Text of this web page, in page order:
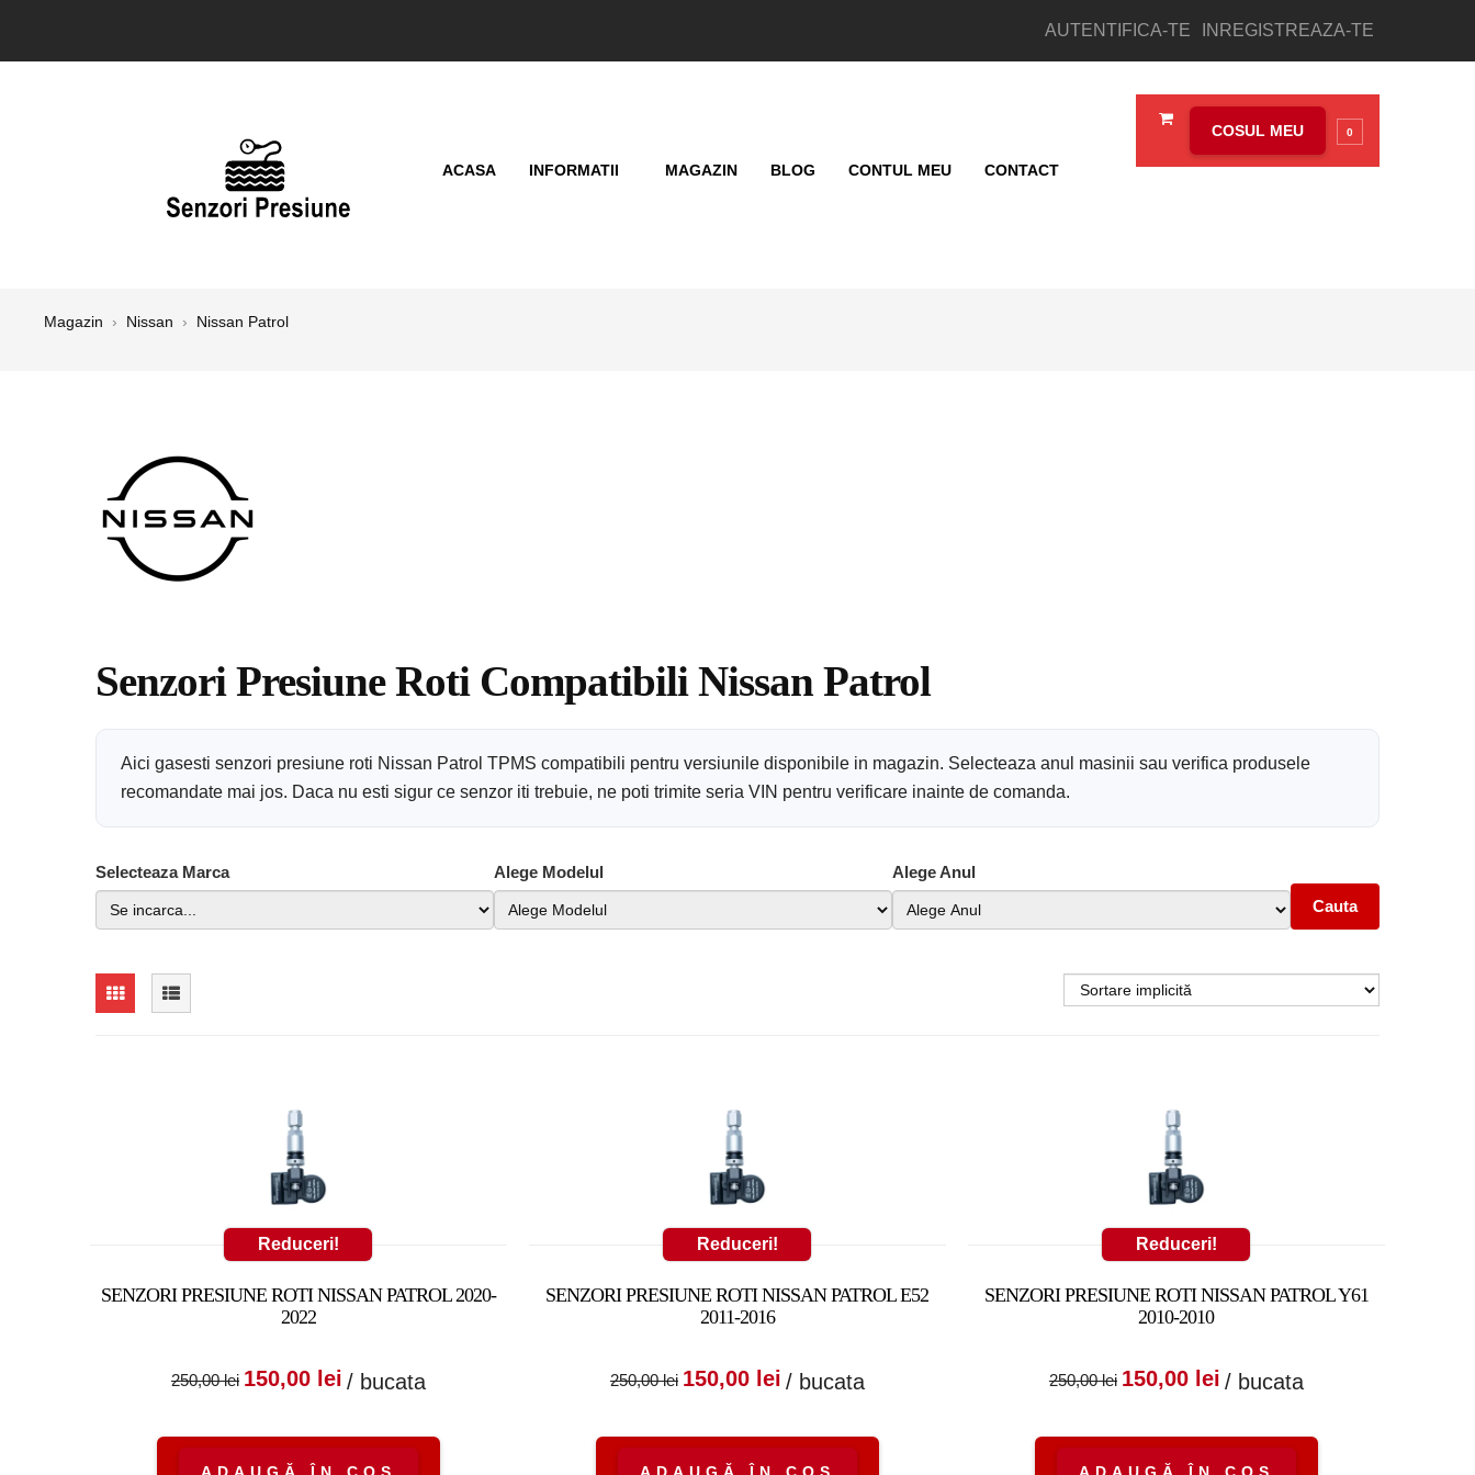
AUTENTIFICA-TE INREGISTREAZA-TE
COSUL MEU 0
ACASA INFORMATII MAGAZIN BLOG CONTUL MEU CONTACT
Magazin › Nissan › Nissan Patrol
Senzori Presiune Roti Compatibili Nissan Patrol
Aici gasesti senzori presiune roti Nissan Patrol TPMS compatibili pentru versiunile disponibile in magazin. Selecteaza anul masinii sau verifica produsele
recomandate mai jos. Daca nu esti sigur ce senzor iti trebuie, ne poti trimite seria VIN pentru verificare inainte de comanda.
Selecteaza Marca Alege Modelul
Alege Anul
Cauta
Reduceri!
SENZORI PRESIUNE ROTI NISSAN PATROL 2020-
2022
250,00lei
Prețul inițial a fost:
150,00 lei Prețul curent
150,00 lei.
/ bucata
Reduceri!
SENZORI PRESIUNE ROTI NISSAN PATROL E52
2011-2016
250,00lei
Prețul inițial a fost:
150,00 lei Prețul curent
150,00 lei.
/ bucata
Reduceri!
SENZORI PRESIUNE ROTI NISSAN PATROL Y61
2010-2010
250,00lei
Prețul inițial a fost:
150,00 lei Prețul curent
150,00 lei.
/ bucata